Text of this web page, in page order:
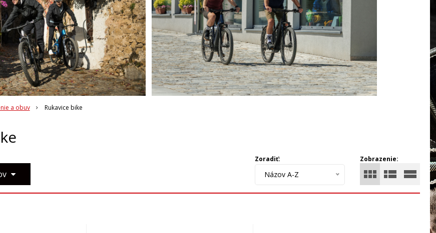
a obuv Rukavice bike
Zobrazenie:
Zoradiť:
Názov A-Z